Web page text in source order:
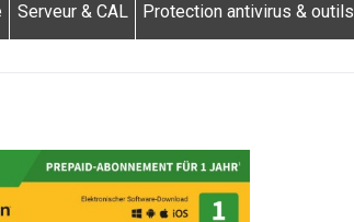
Serveur & CAL Protection antivirus & outils